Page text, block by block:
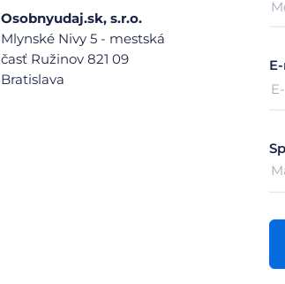
Osobnyudaj.sk, s.r.o.
Mlynské Nivy 5 - mestská
časť Ružinov 821 09
Bratislava